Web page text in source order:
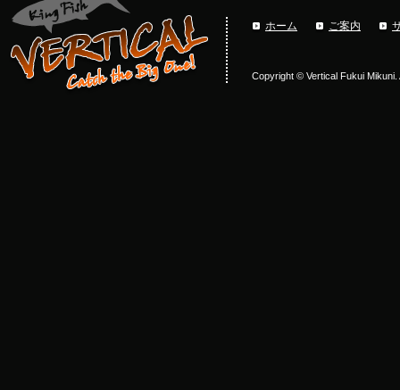
ホーム ご案内
Copyright © Vertical Fukui